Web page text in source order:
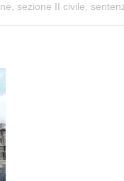
sezione II civile,